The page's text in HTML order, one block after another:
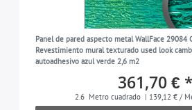
Panel de pared aspecto metal WallFace 29084
Revestimiento mural texturado used look
autoadhesivo azul verde 2,6 m2
361,70 € *
2.6 Metro cuadrado | 139,12 € /